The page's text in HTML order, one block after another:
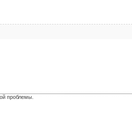
проблемы.